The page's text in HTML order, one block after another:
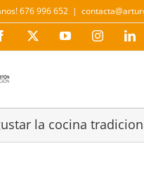
676 996 652 |
Facebook YouTubeInstagram
la cocina